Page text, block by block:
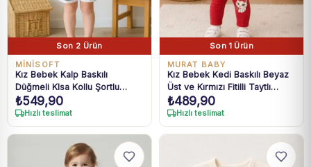
Son 2 Ürün
MINISOFT
Kız Bebek Kalp Baskılı
Düğmeli KIsa Kollu Şortlu
Pijama Takımı
₺549,90
Hızlı teslimat
Son 1 Ürün
MURAT BABY
Kız Bebek Kedi Baskılı Beyaz
Üst ve Kırmızı Fitilli Taytlı
Takım 6-24 Ay
₺489,90
Hızlı teslimat